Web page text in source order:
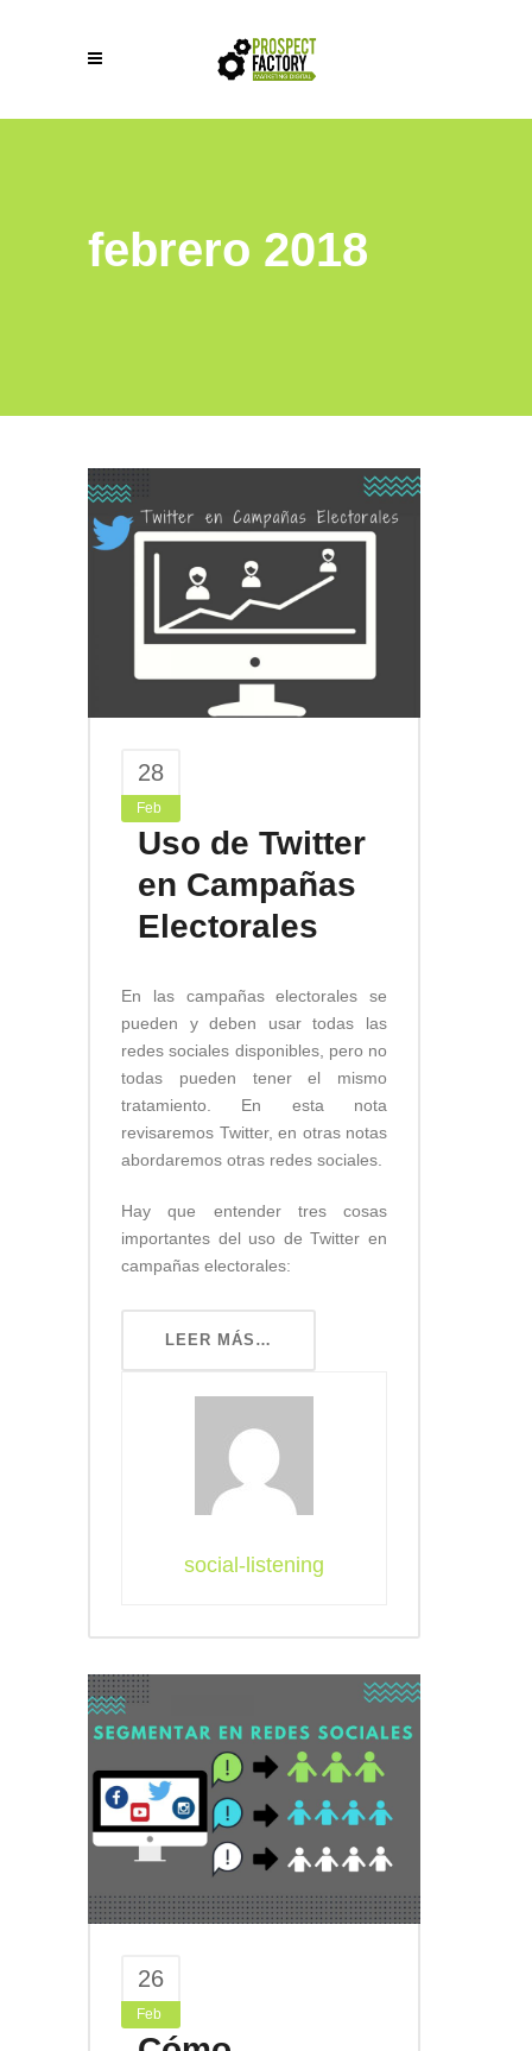
febrero 2018
28
Feb
Uso de Twitter
en Campañas
Electorales
En las campañas electorales se
pueden y deben usar todas las
redes sociales disponibles, pero no
todas pueden tener el mismo
tratamiento. En esta nota
revisaremos Twitter, en otras notas
abordaremos otras redes sociales.
Hay que entender tres cosas
importantes del uso de Twitter en
campañas electorales:
LEER MÁS…
social-listening
26
Feb